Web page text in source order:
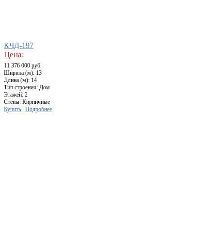
КЧД-197
Цена:
11 376 000 руб.
Ширина (м): 13
Длина (м): 14
Тип строения: Дом
Этажей: 2
Стены: Кирпичные
Купить
Подробнее